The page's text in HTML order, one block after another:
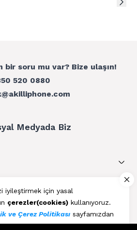
iyileştirmek için yasal
çerezler(cookies) kullanıyoruz.
ve Çerez Politikası sayfamızdan
bir soru mu var? Bize ulaşın!
520 0880
Medyada Biz